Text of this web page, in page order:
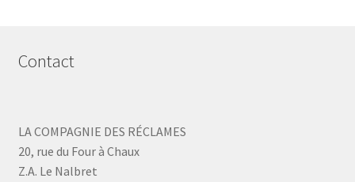
Contact
LA COMPAGNIE DES RÉCLAMES
20, rue du Four à Chaux
Z.A. Le Nalbret